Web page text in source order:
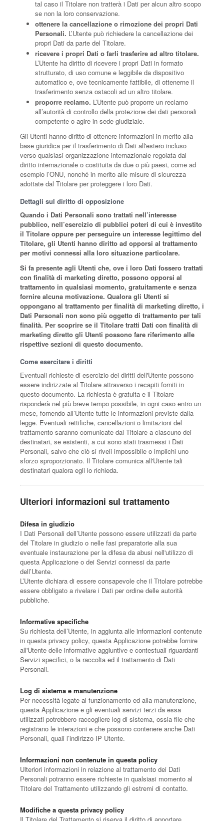
tal caso il Titolare non tratterà i Dati per alcun altro scopo
se non la loro conservazione.
ottenere la cancellazione o rimozione dei propri Dati
Personali. L’Utente può richiedere la cancellazione dei
propri Dati da parte del Titolare.
ricevere i propri Dati o farli trasferire ad altro titolare.
L’Utente ha diritto di ricevere i propri Dati in formato
strutturato, di uso comune e leggibile da dispositivo
automatico e, ove tecnicamente fattibile, di ottenerne il
trasferimento senza ostacoli ad un altro titolare.
proporre reclamo. L’Utente può proporre un reclamo
all’autorità di controllo della protezione dei dati personali
competente o agire in sede giudiziale.
Gli Utenti hanno diritto di ottenere informazioni in merito alla
base giuridica per il trasferimento di Dati all'estero incluso
verso qualsiasi organizzazione internazionale regolata dal
diritto internazionale o costituita da due o più paesi, come ad
esempio l’ONU, nonché in merito alle misure di sicurezza
adottate dal Titolare per proteggere i loro Dati.
Dettagli sul diritto di opposizione
Quando i Dati Personali sono trattati nell’interesse
pubblico, nell’esercizio di pubblici poteri di cui è investito
il Titolare oppure per perseguire un interesse legittimo del
Titolare, gli Utenti hanno diritto ad opporsi al trattamento
per motivi connessi alla loro situazione particolare.
Si fa presente agli Utenti che, ove i loro Dati fossero trattati
con finalità di marketing diretto, possono opporsi al
trattamento in qualsiasi momento, gratuitamente e senza
fornire alcuna motivazione. Qualora gli Utenti si
oppongano al trattamento per finalità di marketing diretto, i
Dati Personali non sono più oggetto di trattamento per tali
finalità. Per scoprire se il Titolare tratti Dati con finalità di
marketing diretto gli Utenti possono fare riferimento alle
rispettive sezioni di questo documento.
Come esercitare i diritti
Eventuali richieste di esercizio dei diritti dell'Utente possono
essere indirizzate al Titolare attraverso i recapiti forniti in
questo documento. La richiesta è gratuita e il Titolare
risponderà nel più breve tempo possibile, in ogni caso entro un
mese, fornendo all’Utente tutte le informazioni previste dalla
legge. Eventuali rettifiche, cancellazioni o limitazioni del
trattamento saranno comunicate dal Titolare a ciascuno dei
destinatari, se esistenti, a cui sono stati trasmessi i Dati
Personali, salvo che ciò si riveli impossibile o implichi uno
sforzo sproporzionato. Il Titolare comunica all'Utente tali
destinatari qualora egli lo richieda.
Ulteriori informazioni sul trattamento
Difesa in giudizio
I Dati Personali dell’Utente possono essere utilizzati da parte
del Titolare in giudizio o nelle fasi preparatorie alla sua
eventuale instaurazione per la difesa da abusi nell'utilizzo di
questa Applicazione o dei Servizi connessi da parte
dell’Utente.
L’Utente dichiara di essere consapevole che il Titolare potrebbe
essere obbligato a rivelare i Dati per ordine delle autorità
pubbliche.
Informative specifiche
Su richiesta dell’Utente, in aggiunta alle informazioni contenute
in questa privacy policy, questa Applicazione potrebbe fornire
all'Utente delle informative aggiuntive e contestuali riguardanti
Servizi specifici, o la raccolta ed il trattamento di Dati
Personali.
Log di sistema e manutenzione
Per necessità legate al funzionamento ed alla manutenzione,
questa Applicazione e gli eventuali servizi terzi da essa
utilizzati potrebbero raccogliere log di sistema, ossia file che
registrano le interazioni e che possono contenere anche Dati
Personali, quali l’indirizzo IP Utente.
Informazioni non contenute in questa policy
Ulteriori informazioni in relazione al trattamento dei Dati
Personali potranno essere richieste in qualsiasi momento al
Titolare del Trattamento utilizzando gli estremi di contatto.
Modifiche a questa privacy policy